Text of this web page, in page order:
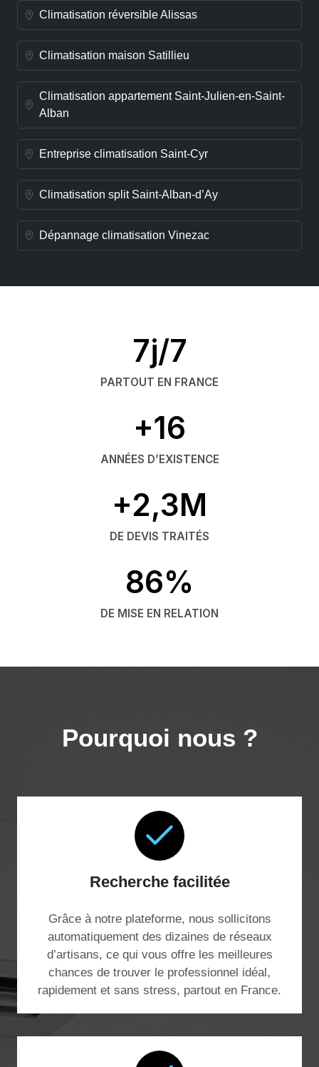
Climatisation réversible Alissas
Climatisation maison Satillieu
Climatisation appartement Saint-Julien-en-Saint-
Alban
Entreprise climatisation Saint-Cyr
Climatisation split Saint-Alban-d’Ay
Dépannage climatisation Vinezac
7j/7
PARTOUT EN FRANCE
+16
ANNÉES D’EXISTENCE
+2,3M
DE DEVIS TRAITÉS
86%
DE MISE EN RELATION
Pourquoi nous ?
Recherche facilitée
Grâce à notre plateforme, nous sollicitons
automatiquement des dizaines de réseaux
d’artisans, ce qui vous offre les meilleures
chances de trouver le professionnel idéal,
rapidement et sans stress, partout en France.